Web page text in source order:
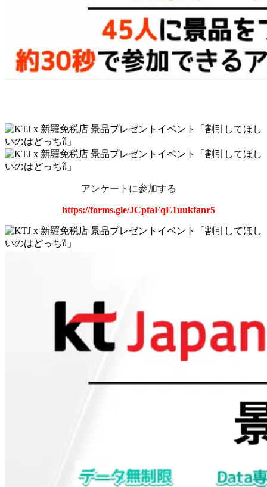
アンケートに参加する
https://forms.gle/JCpfaFqE1uukfanr5